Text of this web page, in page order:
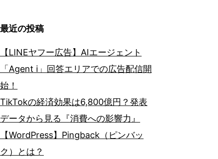
最近の投稿
【LINEヤフー広告】AIエージェント
「Agent i」回答エリアでの広告配信開
始！
TikTokの経済効果は6,800億円？発表
データから見る『消費への影響力』
【WordPress】Pingback（ピンバッ
ク）とは？